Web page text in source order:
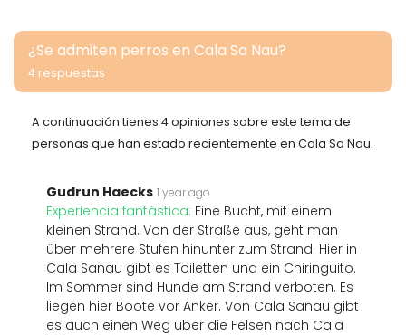
¿Se admiten perros en Cala Sa Nau?
4 respuestas
A continuación tienes 4 opiniones sobre este tema de
personas que han estado recientemente en Cala Sa Nau.
Gudrun Haecks 1 year ago
Experiencia fantástica: Eine Bucht, mit einem
kleinen Strand. Von der Straße aus, geht man
über mehrere Stufen hinunter zum Strand. Hier in
Cala Sanau gibt es Toiletten und ein Chiringuito.
Im Sommer sind Hunde am Strand verboten. Es
liegen hier Boote vor Anker. Von Cala Sanau gibt
es auch einen Weg über die Felsen nach Cala